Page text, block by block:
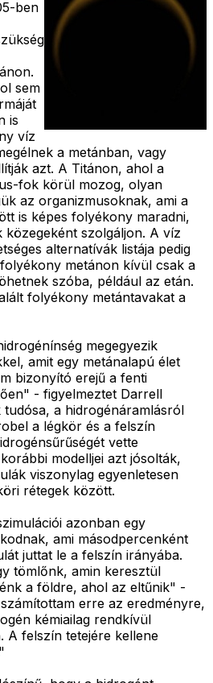
ben
sem
is
víz
a metánban, vagy
azt. A Titánon, ahol a
fok körül mozog, olyan
az organizmusoknak, ami a
is képes folyékony maradni,
szolgáljon. A víz
alternatívák listája pedig
metánon kívül csak a
szóba, például az etán.
folyékony metántavakat a
megegyezik
amit egy metánalapú élet
bizonyító erejű a fenti
- figyelmeztet Darrell
tudósa, a hidrogénáramlásról
a légkör és a felszín
vette
modelljei azt jósolták,
viszonylag egyenletesen
rétegek között.
azonban egy
ami másodpercenként
juttat le a felszín irányába.
tömlőnk, amin keresztül
a földre, ahol az eltűnik" -
erre az eredményre,
kémiailag rendkívül
A felszín tetejére kellene